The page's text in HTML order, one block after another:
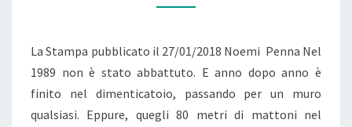
QUASI
(« 80
MÈTRES
DU
MUR
La Stampa pubblicato il 27/01/2018 Noemi Penna Nel
1989 non è stato abbattuto. E anno dopo anno è
finito nel dimenticatoio, passando per un muro
qualsiasi. Eppure, quegli 80 metri di mattoni nel